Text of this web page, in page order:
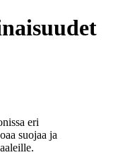
eri
suojaa ja